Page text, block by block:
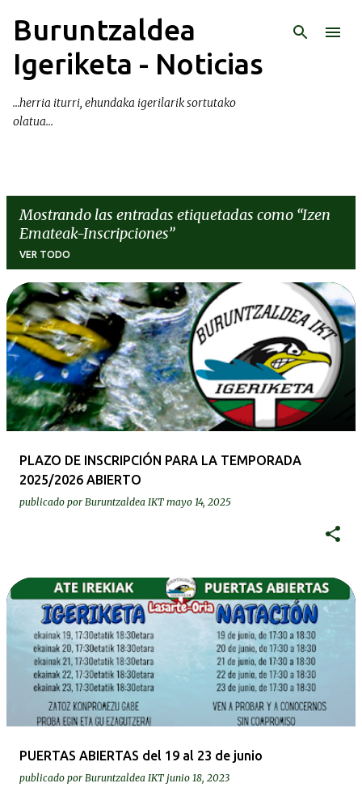
Ir al contenido principal
Buruntzaldea
Igeriketa - Noticias
...herria iturri, ehundaka igerilarik sortutako
olatua...
Mostrando las entradas etiquetadas como Izen
Emateak-Inscripciones
VER TODO
E
n
t
r
a
d
PLAZO DE INSCRIPCIÓN PARA LA TEMPORADA
2025/2026 ABIERTO
publicado por Buruntzaldea IKT mayo 14, 2025
PUERTAS ABIERTAS del 19 al 23 de junio
publicado por Buruntzaldea IKT junio 18, 2023